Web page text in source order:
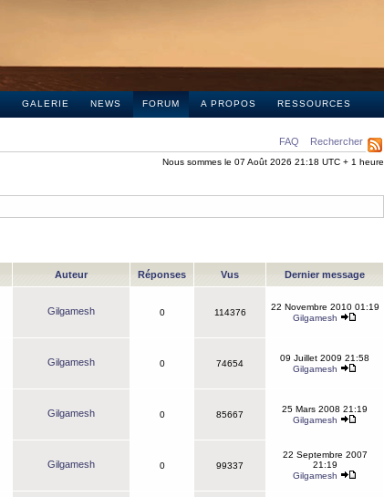
GALERIE NEWS FORUM A PROPOS RESSOURCES
FAQ Rechercher
Nous sommes le 07 Août 2026 21:18 UTC + 1 heure
Auteur Réponses Vus Dernier message
Gilgamesh 0 114376
22 Novembre 2010 01:19
Gilgamesh
Gilgamesh 0 74654
09 Juillet 2009 21:58
Gilgamesh
Gilgamesh 0 85667
25 Mars 2008 21:19
Gilgamesh
Gilgamesh 0 99337
22 Septembre 2007
21:19
Gilgamesh